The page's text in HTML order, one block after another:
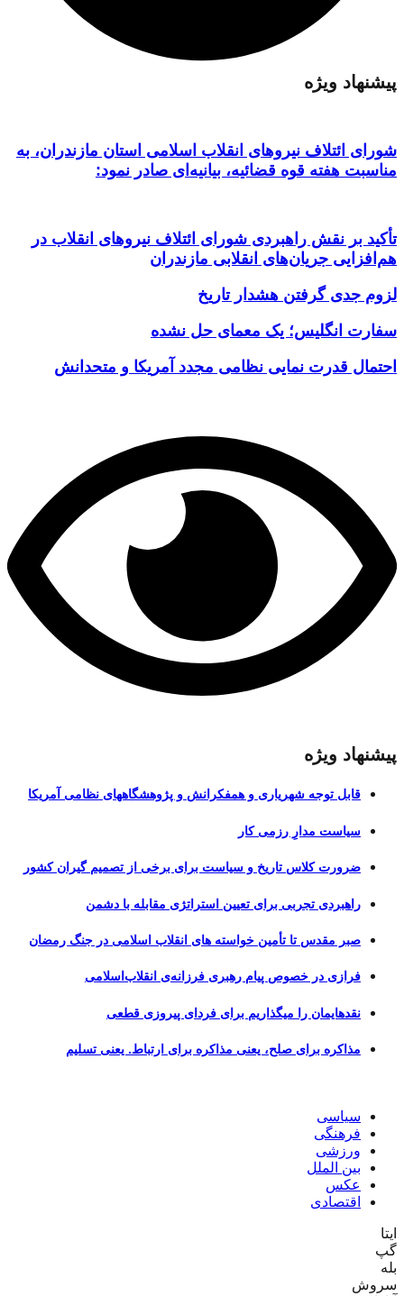
پیشنهاد ویژه
شورای ائتلاف نیروهای انقلاب اسلامی استان مازندران، به
مناسبت هفته قوه قضائیه، بیانیه‌ای صادر نمود:
تأکید بر نقش راهبردی شورای ائتلاف نیروهای انقلاب در
هم‌افزایی جریان‌های انقلابی مازندران
لزوم جدی گرفتن هشدار تاریخ
سفارت انگلیس؛ یک معمای حل نشده
احتمال قدرت نمایی نظامی مجدد آمریکا و متحدانش
پیشنهاد ویژه
قابل توجه شهریاری و همفکرانش و پژوهشگاههای نظامی آمریکا
سیاست مدارِ رزمی کار
ضرورت کلاس تاریخ و سیاست برای برخی از تصمیم گیران کشور
راهبردی تجربی برای تعیین استراتژی مقابله با دشمن
صبر مقدس تا تأمین خواسته های انقلاب اسلامی در جنگ رمضان
فرازی در خصوص پیام رهبری فرزانه‌ی انقلاب‌اسلامی
نقدهایمان را میگذاریم برای فردای پیروزی قطعی
مذاکره برای صلح، یعنی مذاکره برای ارتباط. یعنی تسلیم
سیاسی
فرهنگی
ورزشی
بین الملل
عکس
اقتصادی
ایتا
گپ
بله
سروش